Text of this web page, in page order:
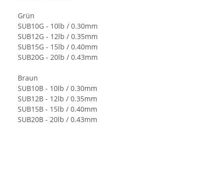
Grün
SUB10G - 10lb / 0.30mm
SUB12G - 12lb / 0.35mm
SUB15G - 15lb / 0.40mm
SUB20G - 20lb / 0.43mm
Braun
SUB10B - 10lb / 0.30mm
SUB12B - 12lb / 0.35mm
SUB15B - 15lb / 0.40mm
SUB20B - 20lb / 0.43mm